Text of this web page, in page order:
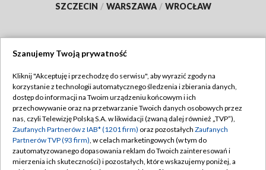
SZCZECIN / WARSZAWA / WROCŁAW
TVP
Abonament TVP
Emisja w TVP
Centrum informacji TVP
Naziemna Telewizja Cyfrowa
Regulamin TVP
Polityka prywatności
Moje zgody
Szanujemy Twoją prywatność
Kliknij "Akceptuję i przechodzę do serwisu", aby wyrazić zgody na
korzystanie z technologii automatycznego śledzenia i zbierania danych,
dostęp do informacji na Twoim urządzeniu końcowym i ich
przechowywanie oraz na przetwarzanie Twoich danych osobowych przez
nas, czyli Telewizję Polską S.A. w likwidacji (zwaną dalej również „TVP”),
Zaufanych Partnerów z IAB* (1201 firm) oraz pozostałych Zaufanych
Partnerów TVP (93 firm), w celach marketingowych (w tym do
zautomatyzowanego dopasowania reklam do Twoich zainteresowań i
mierzenia ich skuteczności) i pozostałych, które wskazujemy poniżej, a